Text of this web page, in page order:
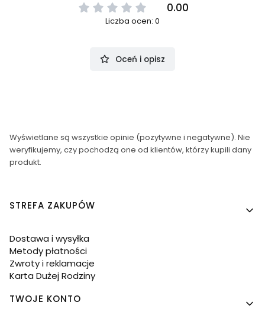
0.00
Liczba ocen: 0
Oceń i opisz
Wyświetlane są wszystkie opinie (pozytywne i negatywne). Nie
weryfikujemy, czy pochodzą one od klientów, którzy kupili dany
produkt.
Linki w stopce
STREFA ZAKUPÓW
Dostawa i wysyłka
Metody płatności
Zwroty i reklamacje
Karta Dużej Rodziny
TWOJE KONTO